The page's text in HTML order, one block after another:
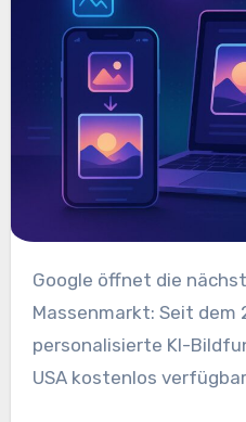
Google öffnet die nächste Tür in Richtung
Massenmarkt: Seit dem
personalisierte KI-
USA kostenlos